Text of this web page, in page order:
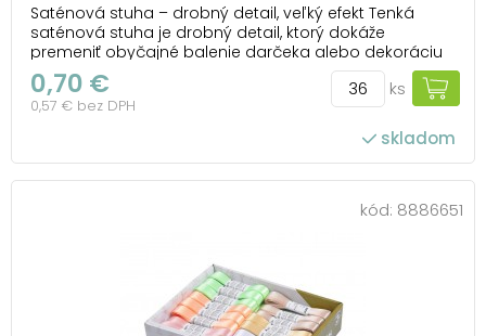
Saténová stuha – drobný detail, veľký efekt Tenká
saténová stuha je drobný detail, ktorý dokáže
premeniť obyčajné balenie darčeka alebo dekoráciu
na niečo výnimočné. Lesklý povrch dodá eleganciu,
farby zase hravosť – a spolu vznikne perfektná
kombinácia na sviatočné aj každodenné tvorenie. ...
0,70 €
0,57 € bez DPH
ks
skladom
kód: 8886651